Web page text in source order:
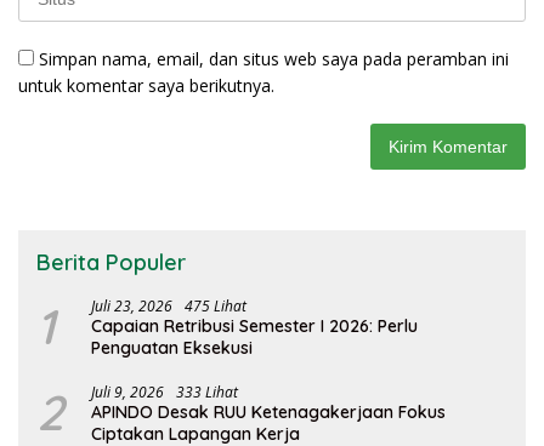
Simpan nama, email, dan situs web saya pada peramban ini
untuk komentar saya berikutnya.
Berita Populer
1 Juli 23, 2026 475 Lihat
Capaian Retribusi Semester I 2026: Perlu
Penguatan Eksekusi
2 Juli 9, 2026 333 Lihat
APINDO Desak RUU Ketenagakerjaan Fokus
Ciptakan Lapangan Kerja